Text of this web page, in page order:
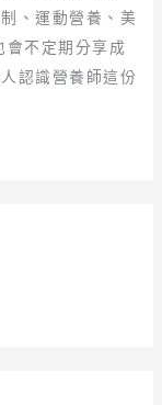
、運動營養、美
會不定期分享成
認識營養師這份